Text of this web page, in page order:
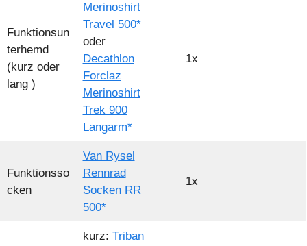
Funktionsun
terhemd
(kurz oder
lang )
Merinoshirt
Travel 500*
oder
Decathlon
Forclaz
Merinoshirt
Trek 900
Langarm*
1x
Funktionsso
cken
Van Rysel
Rennrad
Socken RR
500*
1x
kurz: Triban